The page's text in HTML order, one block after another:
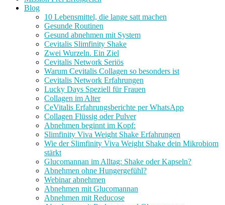
Blog
10 Lebensmittel, die lange satt machen
Gesunde Routinen
Gesund abnehmen mit System
Cevitalis Slimfinity Shake
Zwei Wurzeln. Ein Ziel
Cevitalis Network Seriös
Warum Cevitalis Collagen so besonders ist
Cevitalis Network Erfahrungen
Lucky Days Speziell für Frauen
Collagen im Alter
CeVitalis Erfahrungsberichte per WhatsApp
Collagen Flüssig oder Pulver
Abnehmen beginnt im Kopf:
Slimfinity Viva Weight Shake Erfahrungen
Wie der Slimfinity Viva Weight Shake dein Mikrobiom
stärkt
Glucomannan im Alltag: Shake oder Kapseln?
Abnehmen ohne Hungergefühl?
Webinar abnehmen
Abnehmen mit Glucomannan
Abnehmen mit Reducose